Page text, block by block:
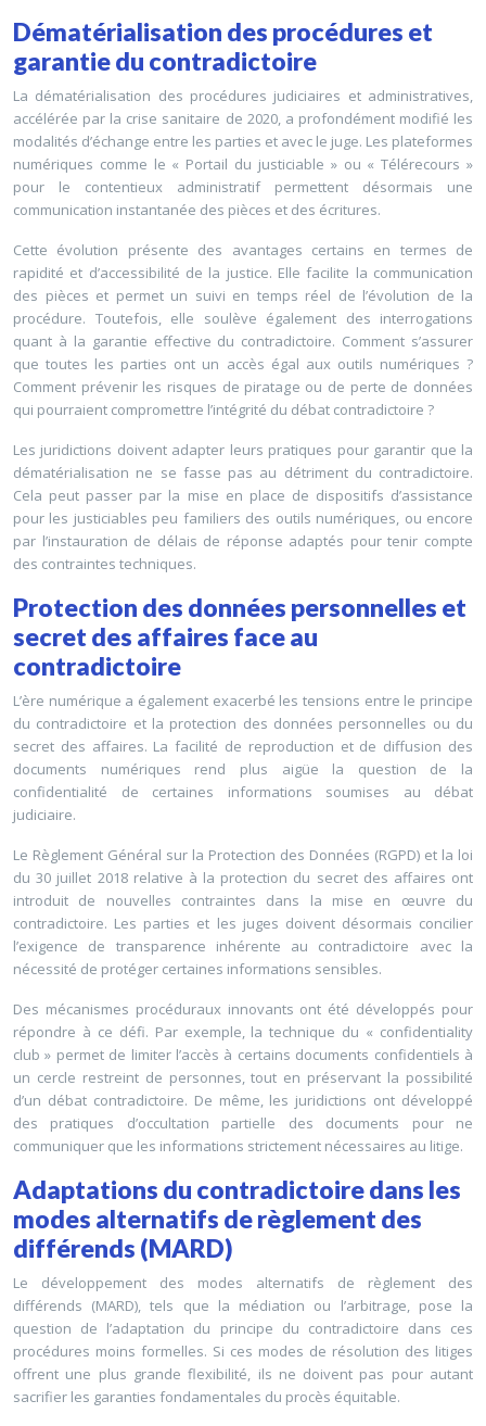
Dématérialisation des procédures et
garantie du contradictoire
La dématérialisation des procédures judiciaires et administratives,
accélérée par la crise sanitaire de 2020, a profondément modifié les
modalités d’échange entre les parties et avec le juge. Les plateformes
numériques comme le « Portail du justiciable » ou « Télérecours »
pour le contentieux administratif permettent désormais une
communication instantanée des pièces et des écritures.
Cette évolution présente des avantages certains en termes de
rapidité et d’accessibilité de la justice. Elle facilite la communication
des pièces et permet un suivi en temps réel de l’évolution de la
procédure. Toutefois, elle soulève également des interrogations
quant à la garantie effective du contradictoire. Comment s’assurer
que toutes les parties ont un accès égal aux outils numériques ?
Comment prévenir les risques de piratage ou de perte de données
qui pourraient compromettre l’intégrité du débat contradictoire ?
Les juridictions doivent adapter leurs pratiques pour garantir que la
dématérialisation ne se fasse pas au détriment du contradictoire.
Cela peut passer par la mise en place de dispositifs d’assistance
pour les justiciables peu familiers des outils numériques, ou encore
par l’instauration de délais de réponse adaptés pour tenir compte
des contraintes techniques.
Protection des données personnelles et
secret des affaires face au
contradictoire
L’ère numérique a également exacerbé les tensions entre le principe
du contradictoire et la protection des données personnelles ou du
secret des affaires. La facilité de reproduction et de diffusion des
documents numériques rend plus aigüe la question de la
confidentialité de certaines informations soumises au débat
judiciaire.
Le Règlement Général sur la Protection des Données (RGPD) et la loi
du 30 juillet 2018 relative à la protection du secret des affaires ont
introduit de nouvelles contraintes dans la mise en œuvre du
contradictoire. Les parties et les juges doivent désormais concilier
l’exigence de transparence inhérente au contradictoire avec la
nécessité de protéger certaines informations sensibles.
Des mécanismes procéduraux innovants ont été développés pour
répondre à ce défi. Par exemple, la technique du « confidentiality
club » permet de limiter l’accès à certains documents confidentiels à
un cercle restreint de personnes, tout en préservant la possibilité
d’un débat contradictoire. De même, les juridictions ont développé
des pratiques d’occultation partielle des documents pour ne
communiquer que les informations strictement nécessaires au litige.
Adaptations du contradictoire dans les
modes alternatifs de règlement des
différends (MARD)
Le développement des modes alternatifs de règlement des
différends (MARD), tels que la médiation ou l’arbitrage, pose la
question de l’adaptation du principe du contradictoire dans ces
procédures moins formelles. Si ces modes de résolution des litiges
offrent une plus grande flexibilité, ils ne doivent pas pour autant
sacrifier les garanties fondamentales du procès équitable.